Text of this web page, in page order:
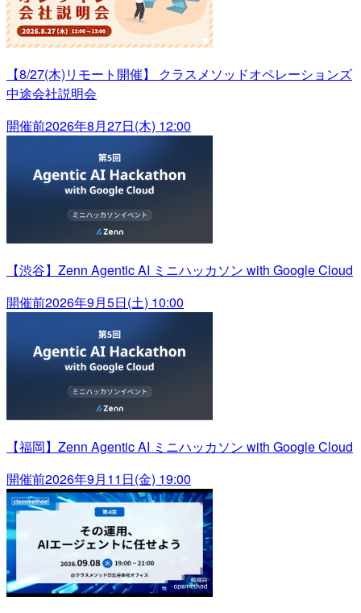
【8/27(木)リモート開催】 クラスメソッドオペレーションズ
中途会社説明会
開催前2026年8月27日(木) 12:00
【渋谷】Zenn Agentic AI ミニハッカソン with Google Cloud
開催前2026年9月5日(土) 10:00
【福岡】Zenn Agentic AI ミニハッカソン with Google Cloud
開催前2026年9月11日(金) 19:00